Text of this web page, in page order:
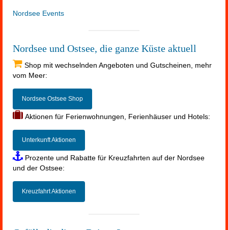
Nordsee Events
Nordsee und Ostsee, die ganze Küste aktuell
Shop mit wechselnden Angeboten und Gutscheinen, mehr
vom Meer:
Nordsee Ostsee Shop
Aktionen für Ferienwohnungen, Ferienhäuser und Hotels:
Unterkunft Aktionen
Prozente und Rabatte für Kreuzfahrten auf der Nordsee
und der Ostsee:
Kreuzfahrt Aktionen